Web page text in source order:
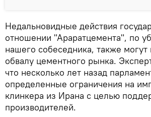
Недальновидные действия
отношении "Араратцемента", по
нашего собеседника, также могут
обвалу цементного рынка.
что несколько лет назад
определенные ограничения на
клинкера из Ирана с целью
производителей.